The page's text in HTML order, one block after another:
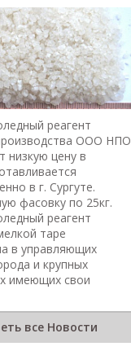
реагент
ООО НПО
цену в
в г. Сургуте.
фасовку по 25кг.
реагент
таре
в управляющих
и крупных
имеющих свои
все Новости